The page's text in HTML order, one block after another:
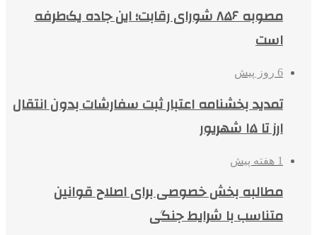
مصوبه ۸۵۶ شورای رقابت؛ این جاده یک‌طرفه
است
6 روز پیش
تمدید بخشنامه اعتبار ثبت سفارشات بدون انتقال
ارز تا ۱۵ شهریور
1 هفته پیش
مطالبه بخش خصوصی برای اصلاح قوانین
متناسب با شرایط جنگی